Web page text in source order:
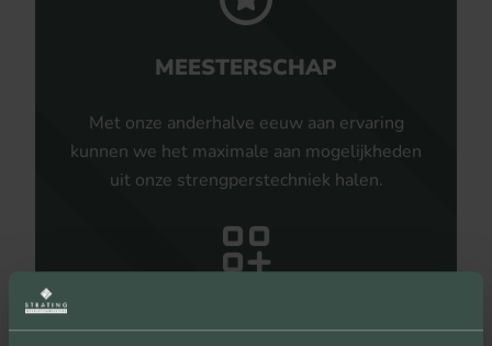
MEESTERSCHAP
Met onze anderhalve eeuw aan ervaring
kunnen we het maximale aan mogelijkheden
uit onze strengperstechniek halen.